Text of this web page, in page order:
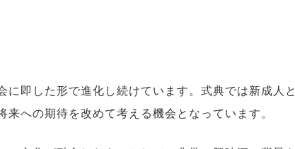
即した形で進化し続けています。式典では新成人と
への期待を改めて考える機会となっています。